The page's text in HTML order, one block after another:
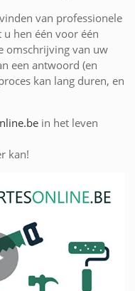
van professionele
hen één voor één
omschrijving van uw
een antwoord (en
kan lang duren, en
in het leven
kan!